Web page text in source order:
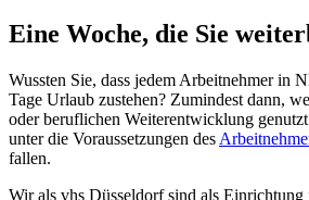
Eine Woche, die Sie
Wussten Sie, dass jedem Arbeitnehmer in
Tage Urlaub zustehen? Zumindest dann,
oder beruflichen Weiterentwicklung
unter die Voraussetzungen des
fallen.
Wir als vhs Düsseldorf sind als